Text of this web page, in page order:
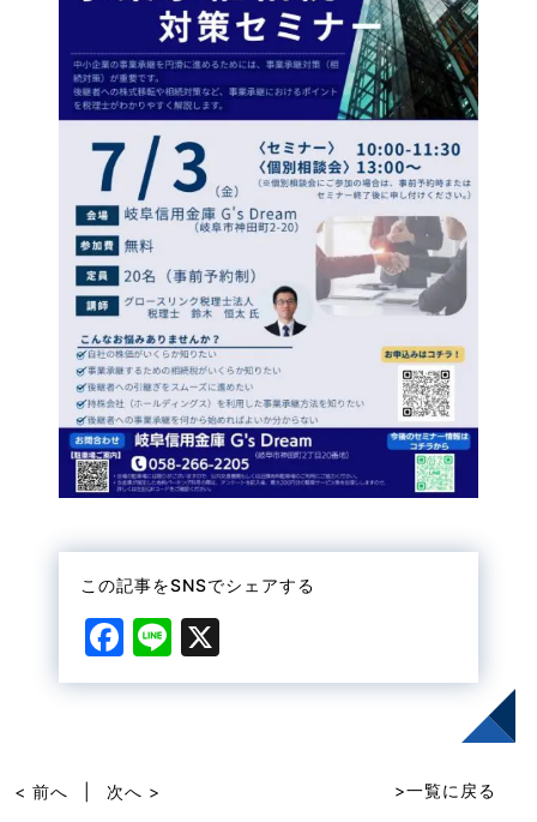
この記事をSNSでシェアする
F
a
b
Li
n
X
>一覧に戻る
< 前へ 次へ >